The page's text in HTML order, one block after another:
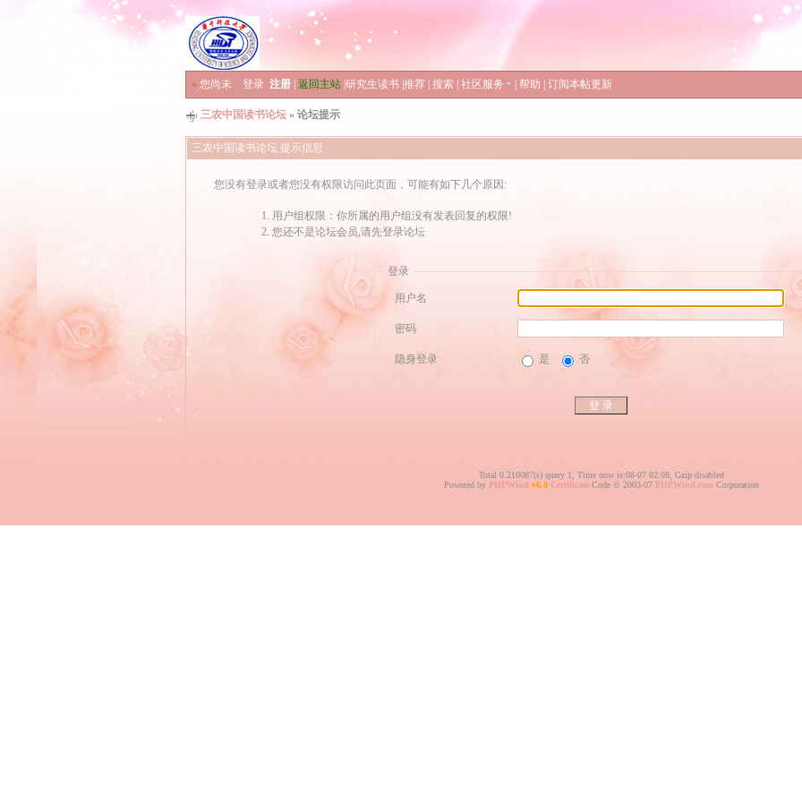
» 您尚未 登录 注册 返回主站 研究生读书 推荐 搜索 社区服务 帮助 订阅本帖更新
三农中国读书论坛 » 论坛提示
三农中国读书论坛 提示信息
您没有登录或者您没有权限访问此页面，可能有如下几个原因:
用户组权限：你所属的用户组没有发表回复的权限!
您还不是论坛会员,请先登录论坛
登录
用户名
密码
隐身登录 是 否
Total 0.210087(s) query 1, Time now is:08-07 02:08, Gzip disabled
Powered by PHPWind v6.0 Certificate Code © 2003-07 PHPWind.com Corporation